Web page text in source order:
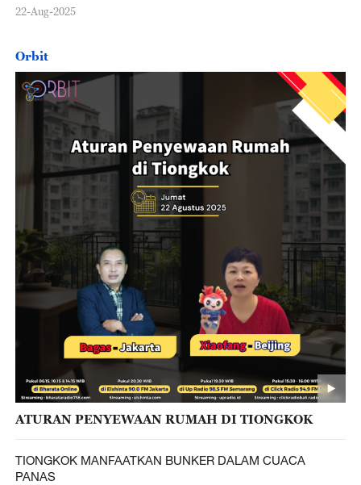
22-Aug-2025
Orbit
ATURAN PENYEWAAN RUMAH DI TIONGKOK
TIONGKOK MANFAATKAN BUNKER DALAM CUACA
PANAS